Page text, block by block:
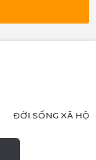
ĐỜI SỐNG XÃ HỘI